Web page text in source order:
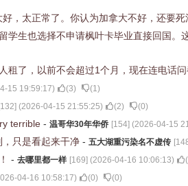
，太正常了。你认为加拿大不好，还要死
学生也选择不申请枫叶卡毕业直接回国。
租了，以前不会超过1个月，现在连电话
15 19:59:17) (3) (1)
132] (2026-04-15 21:55:25) (2) (0)
terrible - 温哥华30年华侨 [154] (2026-04-15
只是看起来干净 - 五大湖重污染名不虚传 [
- 去哪里都一样 [169] (2026-04-16 10:06:13) (
04-16 10:58:17) (0) (0)